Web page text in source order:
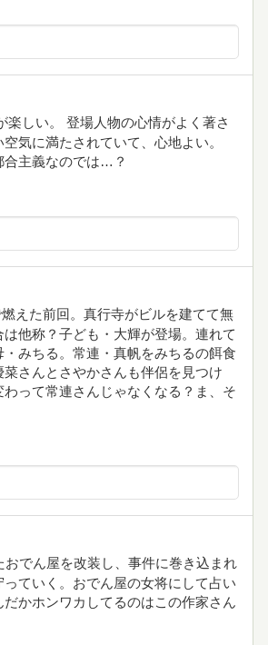
しい。 登場人物の心情がよく著さ
気に満たされていて、心地よい。
合主義なのでは…？
えた前回。真行寺がビルを建てて無
他称？子ども・大輝が登場。連れて
みちる。常連・真帆をみちるの餌食
さんとさやかさんも伴侶を見つけ
って常連さんじゃなくなる？ま、そ
でん屋を改装し、事件に巻き込まれ
ていく。おでん屋の女将にして占い
かホンワカしてるのはこの作家さん